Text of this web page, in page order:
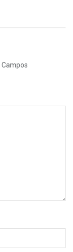
Campos